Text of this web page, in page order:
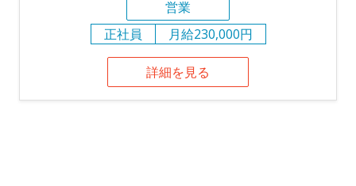
営業
正社員
月給230,000円
詳細を見る